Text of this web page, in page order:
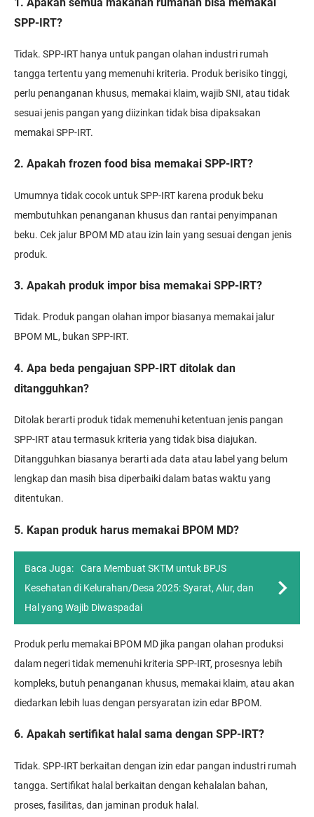
SPP-IRT?
Tidak. SPP-IRT hanya untuk pangan olahan industri rumah
tangga tertentu yang memenuhi kriteria. Produk berisiko tinggi,
perlu penanganan khusus, memakai klaim, wajib SNI, atau tidak
sesuai jenis pangan yang diizinkan tidak bisa dipaksakan
memakai SPP-IRT.
2. Apakah frozen food bisa memakai SPP-IRT?
Umumnya tidak cocok untuk SPP-IRT karena produk beku
membutuhkan penanganan khusus dan rantai penyimpanan
beku. Cek jalur BPOM MD atau izin lain yang sesuai dengan jenis
produk.
3. Apakah produk impor bisa memakai SPP-IRT?
Tidak. Produk pangan olahan impor biasanya memakai jalur
BPOM ML, bukan SPP-IRT.
4. Apa beda pengajuan SPP-IRT ditolak dan
ditangguhkan?
Ditolak berarti produk tidak memenuhi ketentuan jenis pangan
SPP-IRT atau termasuk kriteria yang tidak bisa diajukan.
Ditangguhkan biasanya berarti ada data atau label yang belum
lengkap dan masih bisa diperbaiki dalam batas waktu yang
ditentukan.
5. Kapan produk harus memakai BPOM MD?
Baca Juga:
Cara Membuat SKTM untuk BPJS
Kesehatan di Kelurahan/Desa 2025: Syarat, Alur, dan
Hal yang Wajib Diwaspadai
Produk perlu memakai BPOM MD jika pangan olahan produksi
dalam negeri tidak memenuhi kriteria SPP-IRT, prosesnya lebih
kompleks, butuh penanganan khusus, memakai klaim, atau akan
diedarkan lebih luas dengan persyaratan izin edar BPOM.
6. Apakah sertifikat halal sama dengan SPP-IRT?
Tidak. SPP-IRT berkaitan dengan izin edar pangan industri rumah
tangga. Sertifikat halal berkaitan dengan kehalalan bahan,
proses, fasilitas, dan jaminan produk halal.